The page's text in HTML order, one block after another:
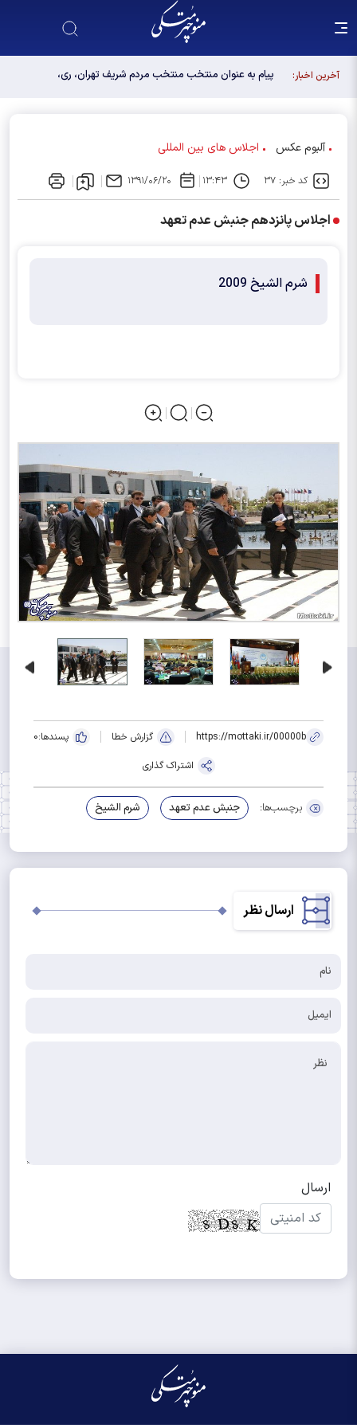
آخرین اخبار:
پیام به عنوان منتخب منتخب مردم شریف تهران، ری،
آلبوم عکس اجلاس های بین المللی
کد خبر: ۳۷ ۱۳:۴۳ ۱۳۹۱/۰۶/۲۰
اجلاس پانزدهم جنبش عدم تعهد
شرم الشیخ 2009
https://mottaki.ir/00000b گزارش خطا پسندها:0
اشتراک گذاری
برچسب‌ها: جنبش عدم تعهد شرم الشیخ
ارسال نظر